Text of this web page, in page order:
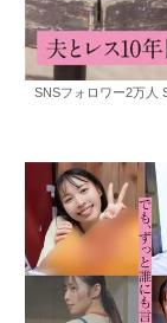
SNSフォロワー2万人